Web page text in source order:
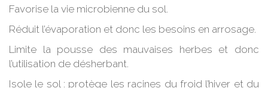
Favorise la vie microbienne du sol.
Réduit l’évaporation et donc les besoins en arrosage.
Limite la pousse des mauvaises herbes et donc
l’utilisation de désherbant.
Isole le sol : protège les racines du froid l’hiver et du